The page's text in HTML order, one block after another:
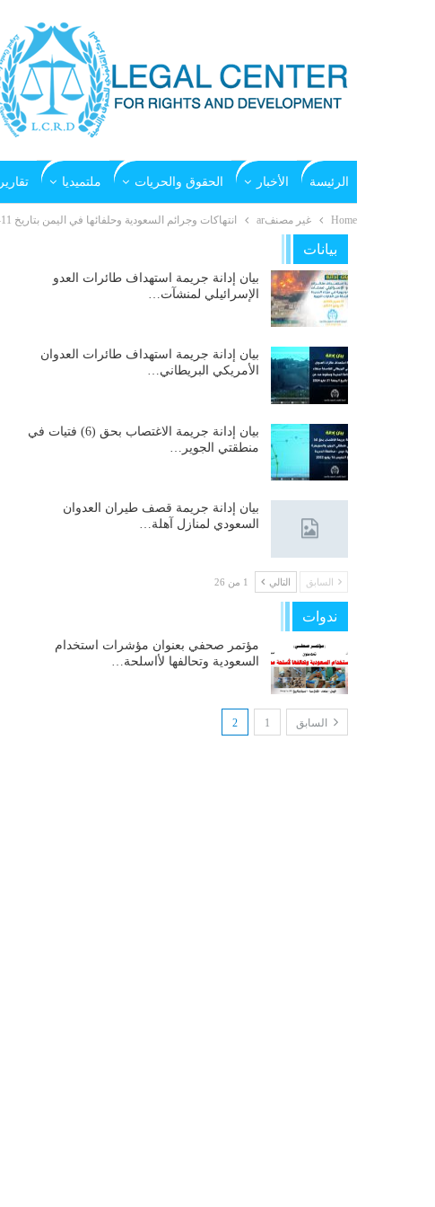
الرئيسة الأخبار الحقوق والحريات ملتميديا تقارير
Home غير مصنفar انتهاكات وجرائم السعودية وحلفائها في اليمن بتاريخ 11- 5 -2015م
بيانات
بيان إدانة جريمة استهداف طائرات العدو
الإسرائيلي لمنشآت…
بيان إدانة جريمة استهداف طائرات العدوان
الأمريكي البريطاني…
بيان إدانة جريمة الاغتصاب بحق (6) فتيات في
منطقتي الجوير…
بيان إدانة جريمة قصف طيران العدوان
السعودي لمنازل آهلة…
السابق التالي 1 من 26
ندوات
مؤتمر صحفي بعنوان مؤشرات استخدام
السعودية وتحالفها لأاسلحة…
السابق 1
2